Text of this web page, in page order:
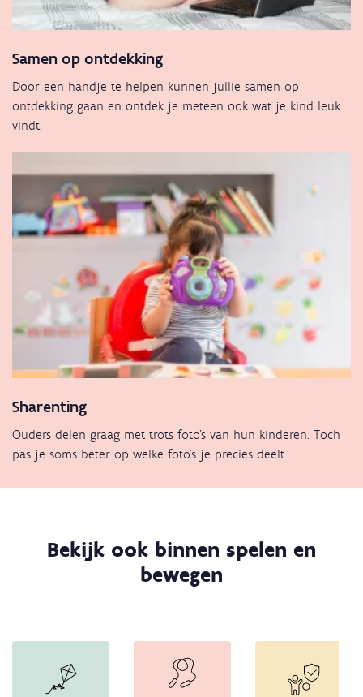
Samen op ontdekking
Door een handje te helpen kunnen jullie samen op
ontdekking gaan en ontdek je meteen ook wat je kind leuk
vindt.
Sharenting
Ouders delen graag met trots foto's van hun kinderen. Toch
pas je soms beter op welke foto's je precies deelt.
Bekijk ook binnen spelen en
bewegen